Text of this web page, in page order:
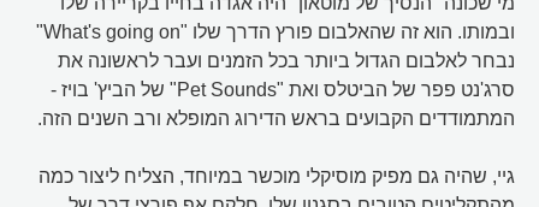
ובמותו. הוא זה שהאלבום פורץ הדרך שלו "What's going on"
נבחר לאלבום הגדול ביותר בכל הזמנים ועבר לראשונה את
סרג'נט פפר של הביטלס ואת "Pet Sounds" של הביץ' בויז -
המתמודדים הקבועים בראש הדירוג המופלא ורב השנים הזה.
גיי, שהיה גם מפיק מוסיקלי מוכשר במיוחד, הצליח ליצור כמה